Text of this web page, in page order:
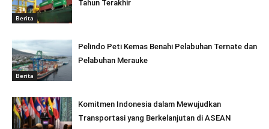
Berita
Tahun Terakhir
Berita
Pelindo Peti Kemas Benahi Pelabuhan Ternate dan
Pelabuhan Merauke
Komitmen Indonesia dalam Mewujudkan
Transportasi yang Berkelanjutan di ASEAN